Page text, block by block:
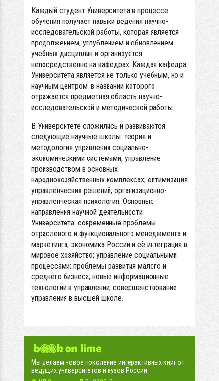
Каждый студент Университета в процессе
обучения получает навыки ведения научно-
исследовательской работы, которая является
продолжением, углублением и обновлением
учебных дисциплин и организуется
непосредственно на кафедрах. Каждая кафедра
Университета является не только учебным, но и
научным центром, в названии которого
отражается предметная область научно-
исследовательской и методической работы.
В Университете сложились и развиваются
следующие научные школы: теория и
методология управления социально-
экономическими системами; управление
производством в основных
народнохозяйственных комплексах; оптимизация
управленческих решений; организационно-
управленческая психология. Основные
направления научной деятельности
Университета: современные проблемы
отраслевого и функционального менеджмента и
маркетинга; экономика России и её интеграция в
мировое хозяйство; управление социальными
процессами; проблемы развития малого и
среднего бизнеса; новые информационные
технологии в управлении; совершенствование
управления в высшей школе.
Мы делаем новое поколение интерактивных книг от
ведущих университетов и вузов России.